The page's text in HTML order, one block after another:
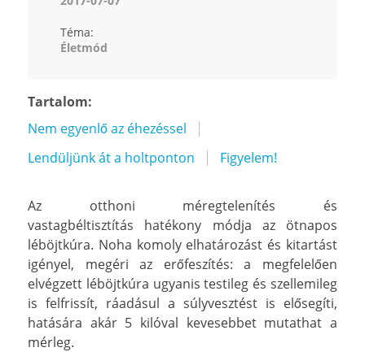
Téma:
Életmód
Tartalom:
Nem egyenlő az éhezéssel
Lendüljünk át a holtponton
Figyelem!
Az otthoni méregtelenítés és
vastagbéltisztítás hatékony módja az ötnapos
léböjtkúra. Noha komoly elhatározást és kitartást
igényel, megéri az erőfeszítés: a megfelelően
elvégzett léböjtkúra ugyanis testileg és szellemileg
is felfrissít, ráadásul a súlyvesztést is elősegíti,
hatására akár 5 kilóval kevesebbet mutathat a
mérleg.